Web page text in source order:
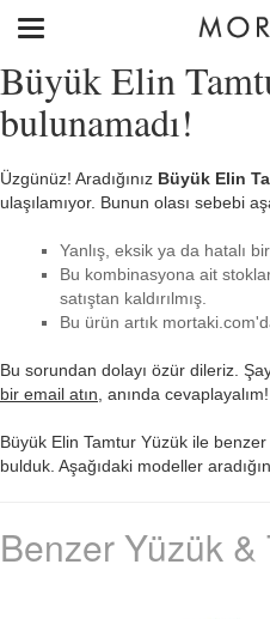
Büyük Elin
bulunamadı!
Üzgünüz! Aradığınız Büyük Elin
ulaşılamıyor. Bunun olası sebebi
Yanlış, eksik ya da hatalı bir
Bu kombinasyona ait
satıştan kaldırılmış.
Bu ürün artık
Bu sorundan dolayı özür dileriz.
bir email atın , anında cevaplayalım!
Büyük Elin Tamtur Yüzük ile
bulduk. Aşağıdaki modeller
Benzer Yüzük &